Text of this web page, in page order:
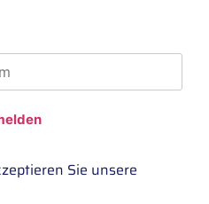
Sie unsere